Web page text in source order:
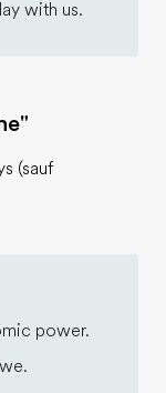
with us.
(sauf
power.